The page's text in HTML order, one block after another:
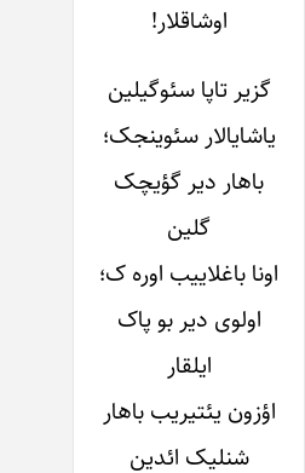
اوشاقلار!
گزیر تاپا سئوگیلین
یاشایالار سئوینجک؛
باهار دیر گؤیچک
گلین
اونا باغلاییب اوره ک؛
اولوی دیر بو پاک
ایلقار
اؤزون یئتیریب باهار
شنلیک ائدین